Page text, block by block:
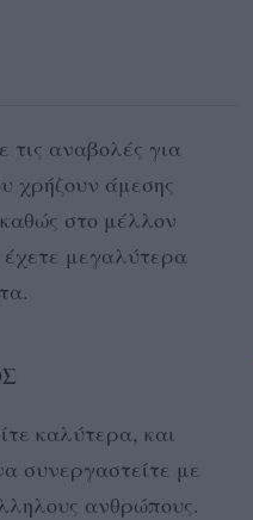
τις αναβολές για
χρήζουν άμεσης
στο μέλλον
μεγαλύτερα
καλύτερα, και
συνεργαστείτε με
ανθρώπους.